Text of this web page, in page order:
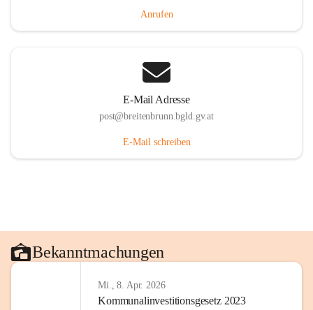
Anrufen
E-Mail Adresse
post@breitenbrunn.bgld.gv.at
E-Mail schreiben
Bekanntmachungen
Mi., 8. Apr. 2026
Kommunalinvestitionsgesetz 2023